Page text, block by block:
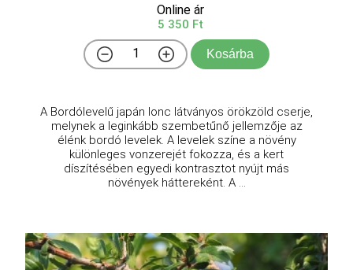
Online ár
5 350 Ft
Kosárba
A Bordólevelű japán lonc látványos örökzöld cserje,
melynek a leginkább szembetűnő jellemzője az
élénk bordó levelek. A levelek színe a növény
különleges vonzerejét fokozza, és a kert
díszítésében egyedi kontrasztot nyújt más
növények háttereként. A ...